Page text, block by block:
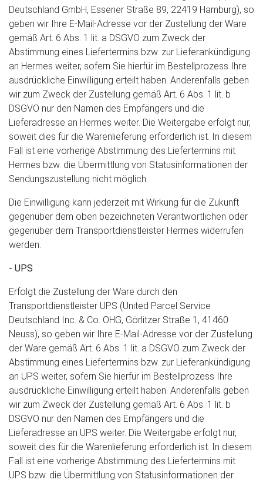
Deutschland GmbH, Essener Straße 89, 22419 Hamburg), so
geben wir Ihre E-Mail-Adresse vor der Zustellung der Ware
gemäß Art. 6 Abs. 1 lit. a DSGVO zum Zweck der
Abstimmung eines Liefertermins bzw. zur Lieferankündigung
an Hermes weiter, sofern Sie hierfür im Bestellprozess Ihre
ausdrückliche Einwilligung erteilt haben. Anderenfalls geben
wir zum Zweck der Zustellung gemäß Art. 6 Abs. 1 lit. b
DSGVO nur den Namen des Empfängers und die
Lieferadresse an Hermes weiter. Die Weitergabe erfolgt nur,
soweit dies für die Warenlieferung erforderlich ist. In diesem
Fall ist eine vorherige Abstimmung des Liefertermins mit
Hermes bzw. die Übermittlung von Statusinformationen der
Sendungszustellung nicht möglich.
Die Einwilligung kann jederzeit mit Wirkung für die Zukunft
gegenüber dem oben bezeichneten Verantwortlichen oder
gegenüber dem Transportdienstleister Hermes widerrufen
werden.
- UPS
Erfolgt die Zustellung der Ware durch den
Transportdienstleister UPS (United Parcel Service
Deutschland Inc. & Co. OHG, Görlitzer Straße 1, 41460
Neuss), so geben wir Ihre E-Mail-Adresse vor der Zustellung
der Ware gemäß Art. 6 Abs. 1 lit. a DSGVO zum Zweck der
Abstimmung eines Liefertermins bzw. zur Lieferankündigung
an UPS weiter, sofern Sie hierfür im Bestellprozess Ihre
ausdrückliche Einwilligung erteilt haben. Anderenfalls geben
wir zum Zweck der Zustellung gemäß Art. 6 Abs. 1 lit. b
DSGVO nur den Namen des Empfängers und die
Lieferadresse an UPS weiter. Die Weitergabe erfolgt nur,
soweit dies für die Warenlieferung erforderlich ist. In diesem
Fall ist eine vorherige Abstimmung des Liefertermins mit
UPS bzw. die Übermittlung von Statusinformationen der